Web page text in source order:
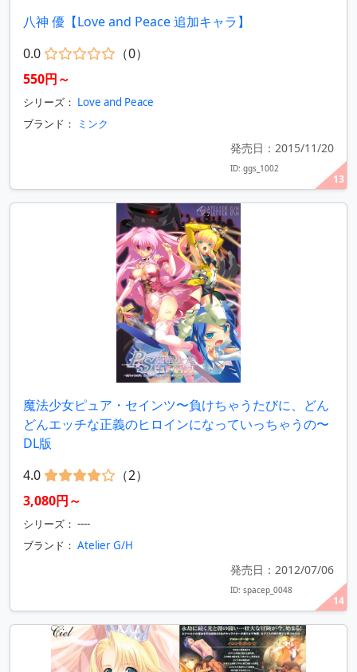
13
八神 優【Love and Peace 追加キャラ】
0.0
（0）
550円～
シリーズ： Love and Peace
ブランド：
ミンク
発売日：2015/11/20
ID: ggs_1002
14
魔法少女ピュア・セインツ〜負けちゃうたびに、どん
どんエッチな正義のヒロインになっていっちゃうの〜
DL版
4.0
（2）
3,080円～
シリーズ： ----
ブランド： Atelier G/H
発売日：2012/07/06
ID: spacep_0048